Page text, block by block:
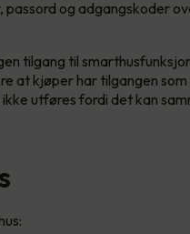
og adgangskoder
tilgang til
at kjøper har tilgangen
utføres fordi det kan